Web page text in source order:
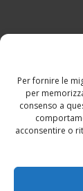
Per fornire le
per
consenso a
acconsentire o